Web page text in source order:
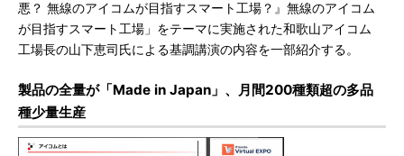
悪？ 無線のアイコムが目指すスマート工場？』無線のアイコム
が目指すスマート工場」をテーマに実施された和歌山アイコム
工場長の山下恵司氏による基調講演の内容を一部紹介する。
製品の全量が「Made in Japan」、月間200種類超の多品
種少量生産